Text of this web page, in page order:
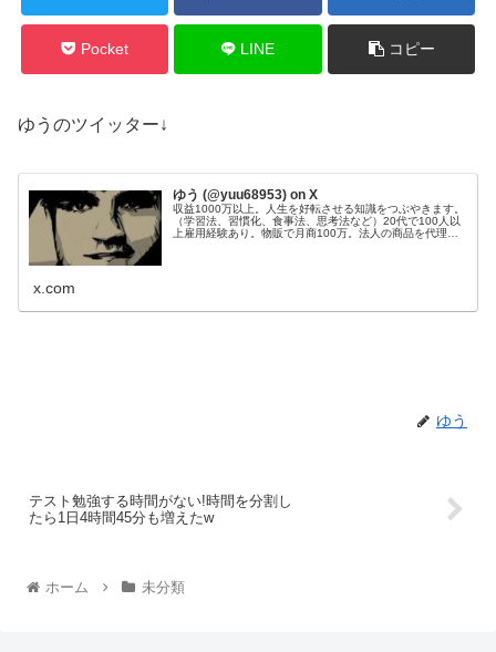
Pocket LINE コピー
ゆうのツイッター↓
ゆう (@yuu68953) on X
収益1000万以上。人生を好転させる知識をつぶやきます。
（学習法、習慣化、食事法、思考法など）20代で100人以
上雇用経験あり。物販で月商100万。法人の商品を代理販
x.com
ゆう
テスト勉強する時間がない!時間を分割し
たら1日4時間45分も増えたw
ホーム 未分類